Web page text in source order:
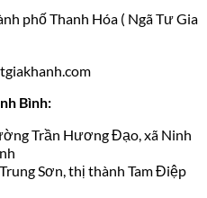
phố Thanh Hóa ( Ngã Tư Gia
Bình:
Trần Hương Đạo, xã Ninh
Sơn, thị thành Tam Điệp